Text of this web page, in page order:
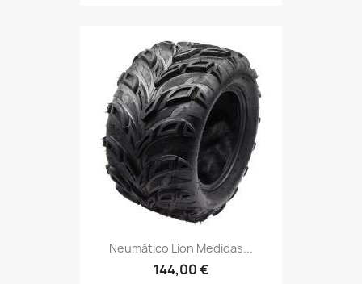
Neumático Lion Medidas...
144,00 €